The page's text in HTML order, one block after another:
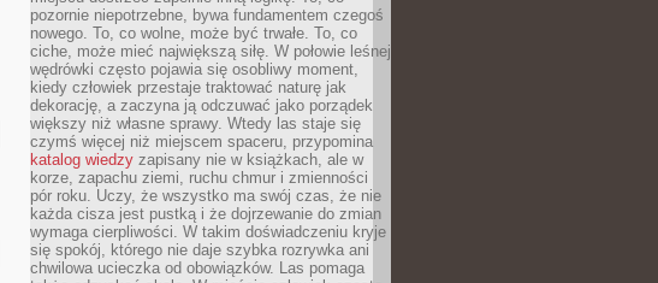
pozornie niepotrzebne, bywa fundamentem czegoś
nowego. To, co wolne, może być trwałe. To, co
ciche, może mieć największą siłę. W połowie leśnej
wędrówki często pojawia się osobliwy moment,
kiedy człowiek przestaje traktować naturę jak
dekorację, a zaczyna ją odczuwać jako porządek
większy niż własne sprawy. Wtedy las staje się
czymś więcej niż miejscem spaceru, przypomina
katalog wiedzy zapisany nie w książkach, ale w
korze, zapachu ziemi, ruchu chmur i zmienności
pór roku. Uczy, że wszystko ma swój czas, że nie
każda cisza jest pustką i że dojrzewanie do zmian
wymaga cierpliwości. W takim doświadczeniu kryje
się spokój, którego nie daje szybka rozrywka ani
chwilowa ucieczka od obowiązków. Las pomaga